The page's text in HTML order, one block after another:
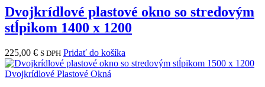
Dvojkrídlové plastové okno so stredovým
stĺpikom 1400 x 1200
225,00 € S DPH Pridať do košíka
Dvojkrídlové Plastové Okná